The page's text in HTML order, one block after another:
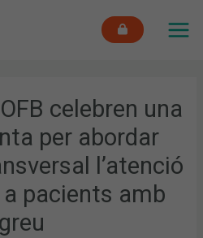
celebren una
per abordar
l’atenció
pacients amb